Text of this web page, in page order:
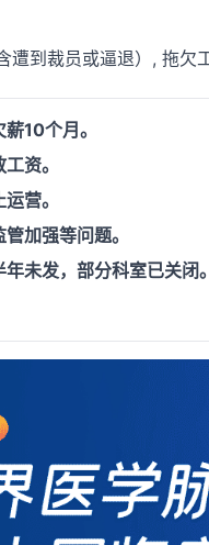
遭到裁员或逼退）, 拖欠
10个月。
资。
营。
加强等问题。
未发，部分科室已关闭